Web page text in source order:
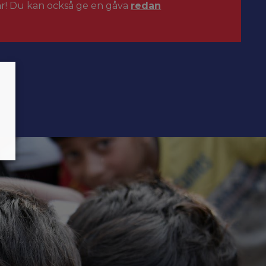
Du kan också ge en gåva redan